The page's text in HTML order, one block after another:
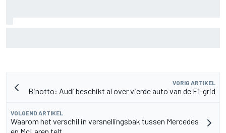
VORIG ARTIKEL
Binotto: Audi beschikt al over vierde auto van de F1-grid
VOLGEND ARTIKEL
Waarom het verschil in versnellingsbak tussen Mercedes